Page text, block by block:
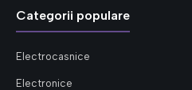
Categorii populare
Electrocasnice
Electronice